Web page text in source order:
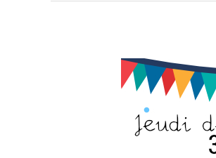
Kermesse
mai